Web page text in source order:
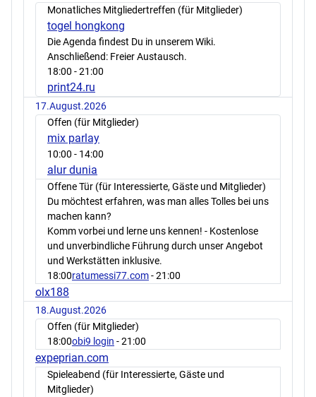
Monatliches Mitgliedertreffen (für Mitglieder)
togel hongkong
Die Agenda findest Du in unserem Wiki.
Anschließend: Freier Austausch.
18:00 - 21:00
print24.ru
17.August.2026
Offen (für Mitglieder)
mix parlay
10:00 - 14:00
alur dunia
Offene Tür (für Interessierte, Gäste und Mitglieder)
Du möchtest erfahren, was man alles Tolles bei uns
machen kann?
Komm vorbei und lerne uns kennen! - Kostenlose
und unverbindliche Führung durch unser Angebot
und Werkstätten inklusive.
18:00ratumessi77.com- 21:00
olx188
18.August.2026
Offen (für Mitglieder)
18:00obi9 login - 21:00
expeprian.com
Spieleabend (für Interessierte, Gäste und
Mitglieder)